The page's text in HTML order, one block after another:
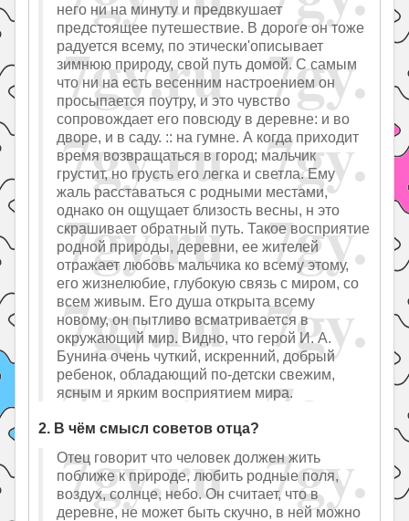
него ни на минуту и предвкушает
предстоящее путешествие. В дороге он тоже
радуется всему, по этически'описывает
зимнюю природу, свой путь домой. С самым
что ни на есть весенним настроением он
просыпается поутру, и это чувство
сопровождает его повсюду в деревне: и во
дворе, и в саду. :: на гумне. А когда приходит
время возвращаться в город; мальчик
грустит, но грусть его легка и светла. Ему
жаль расставаться с родными местами,
однако он ощущает близость весны, н это
скрашивает обратный путь. Такое восприятие
родной природы, деревни, ее жителей
отражает любовь мальчика ко всему этому,
его жизнелюбие, глубокую связь с миром, со
всем живым. Его душа открыта всему
новому, он пытливо всматривается в
окружающий мир. Видно, что герой И. А.
Бунина очень чуткий, искренний, добрый
ребенок, обладающий по-детски свежим,
ясным и ярким восприятием мира.
2. В чём смысл советов отца?
Отец говорит что человек должен жить
поближе к природе, любить родные поля,
воздух, солнце, небо. Он считает, что в
деревне, не может быть скучно, в ней можно